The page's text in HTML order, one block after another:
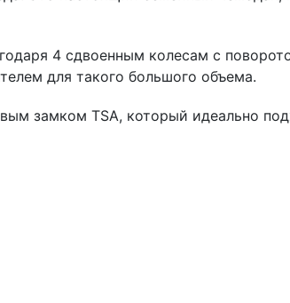
4 сдвоенным колесам с
для такого большого объема.
замком TSA, который идеально